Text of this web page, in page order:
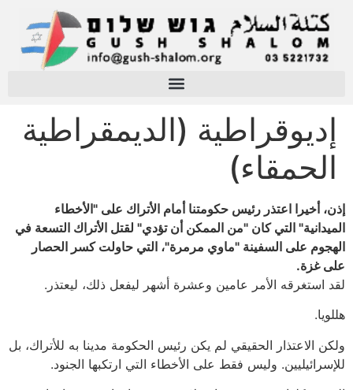
إديوقراطية (الديمقراطية
الحمقاء)
إذن، أخيرا اعتذر رئيس حكومتنا أمام الأتراك على "الأخطاء
الميدانية" التي كان "من الممكن أن تؤدي" لقتل الأتراك التسعة في
الهجوم على السفينة "ماوي مرمرة"، التي حاولت كسر الحصار
على غزة.
لقد استغرقه الأمر عامين وعشرة أشهر ليفعل ذلك، ليعتذر.
هللويا.
ولكن الاعتذار الحقيقي لم يكن رئيس الحكومة مدينا به للأتراك، بل
للإسرائيليين. وليس فقط على الأخطاء التي ارتكبها الجنود.